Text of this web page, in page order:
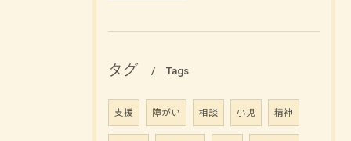
タグ Tags
支援 障がい 相談 小児 精神